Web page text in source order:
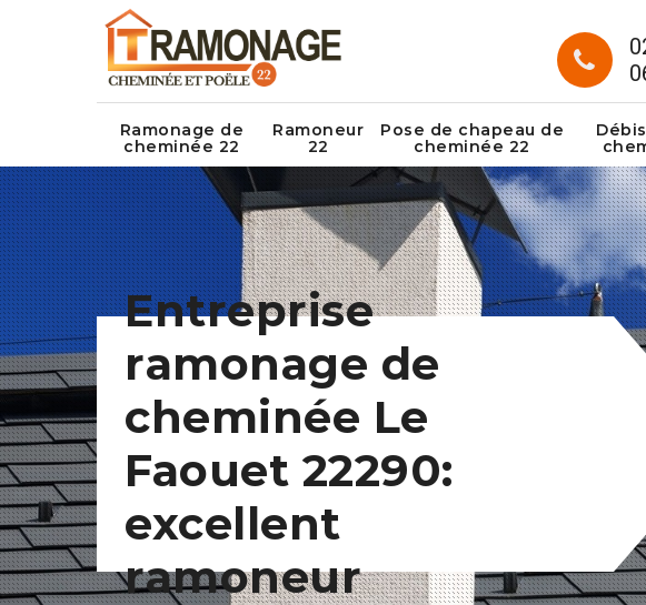
Ramonage de
cheminée 22
Ramoneur
22
Pose de chapeau de
cheminée 22
Entreprise
ramonage de
cheminée Le
Faouet 22290:
excellent
ramoneur